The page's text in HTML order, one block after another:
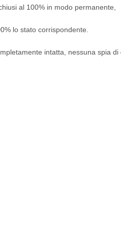
al 100% in modo permanente,
lo stato corrispondente.
intatta, nessuna spia